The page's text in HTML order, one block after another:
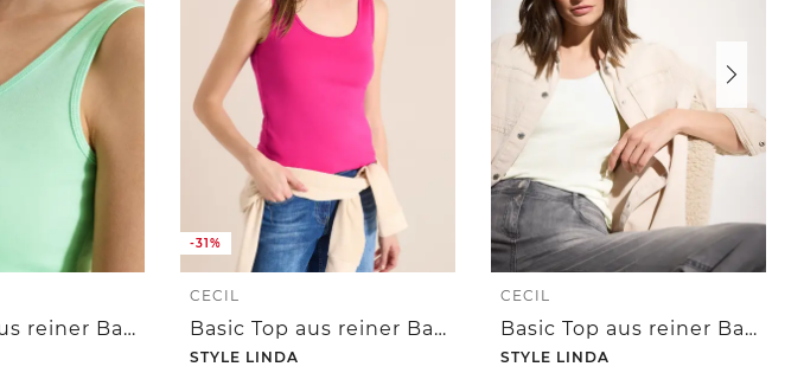
Basic Top aus reiner Baumwolle
-31%
CECIL
Basic Top aus reiner Baumwolle
STYLE LINDA
CECIL
Basic Top aus reiner Baumwolle
STYLE LINDA